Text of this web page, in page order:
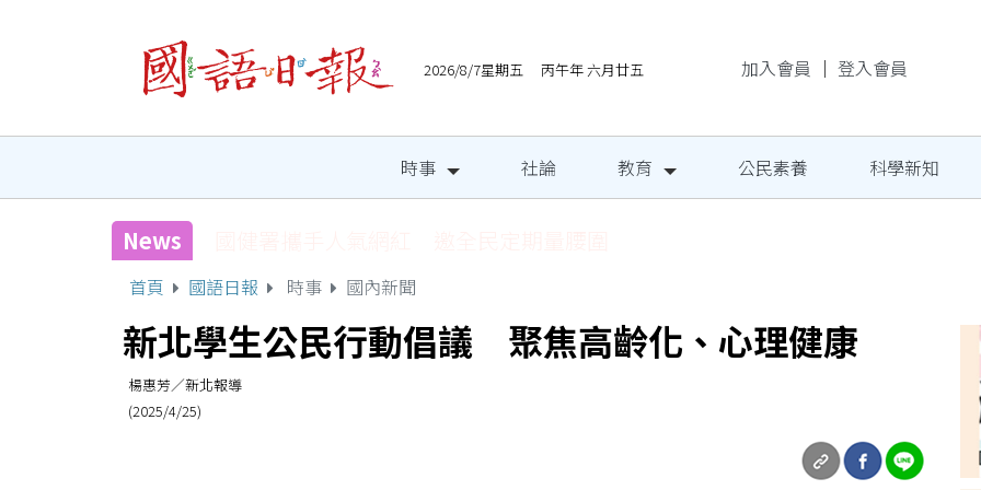
2026/8/7星期五 丙午年 六月廿五 加入會員 ｜ 登入會員
時事 社論 教育 公民素養 科學新知
News
首頁 國語日報 時事 國內新聞
新北學生公民行動倡議 聚焦高齡化、心理健康
楊惠芳／新北報導
(2025/4/25)